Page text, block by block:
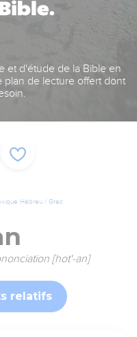
et d'étude de la Bible en
plan de lecture offert dont
Hébreu / Grec
[hot'-an]
relatifs